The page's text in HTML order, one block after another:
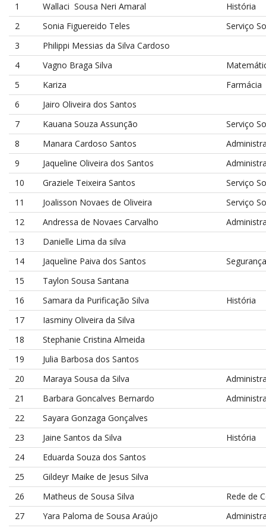
1 Wallaci Sousa Neri Amaral
História
2
Sonia Figuereido Teles
Serviço
3
Philippi Messias da Silva Cardoso
4
Vagno Braga Silva
5
Kariza
Farmácia
6
Jairo Oliveira dos Santos
7
Kauana Souza Assunção
Serviço
8
Manara Cardoso Santos
9
Jaqueline Oliveira dos Santos
10
Graziele Teixeira Santos
Serviço
11
Joalisson Novaes de Oliveira
Serviço
12
Andressa de Novaes Carvalho
13
Danielle Lima da silva
14
Jaqueline Paiva dos Santos
15
Taylon Sousa Santana
16
Samara da Purificação Silva
História
17
Iasminy Oliveira da Silva
18
Stephanie Cristina Almeida
19
Julia Barbosa dos Santos
20
Maraya Sousa da Silva
21
Barbara Goncalves Bernardo
22
Sayara Gonzaga Gonçalves
23
Jaine Santos da Silva
História
24
Eduarda Souza dos Santos
25
Gildeyr Maike de Jesus Silva
26
Matheus de Sousa Silva
Rede de
27
Yara Paloma de Sousa Araújo